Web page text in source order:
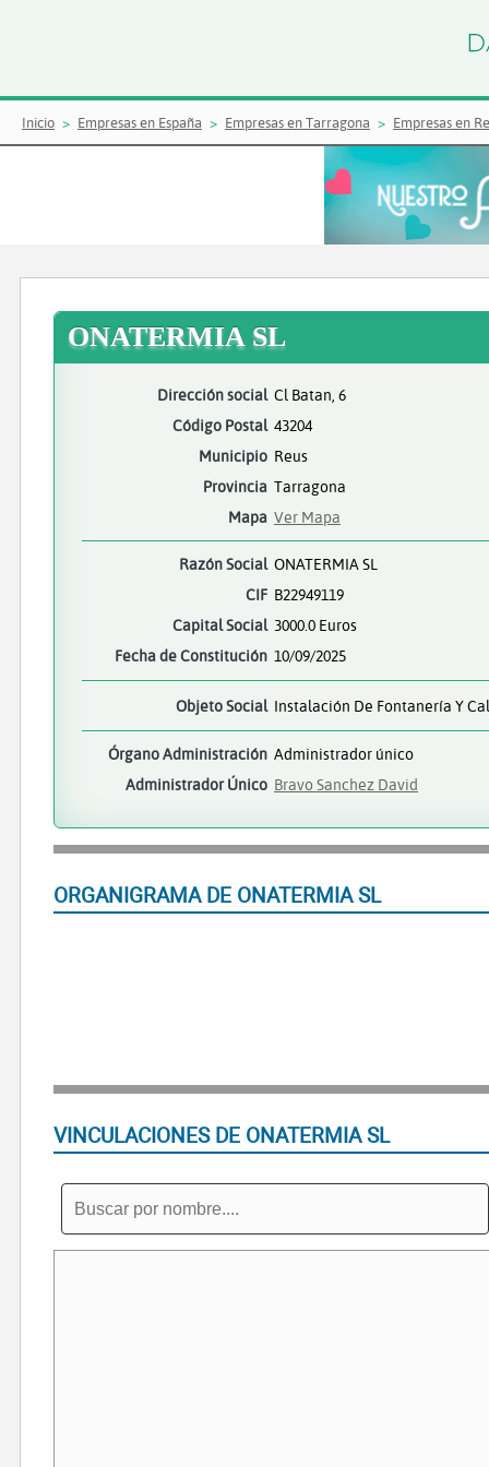
Inicio Empresas en España Empresas en Tarragona Empresas en
ONATERMIA SL
Dirección social Cl Batan, 6
Código Postal 43204
Municipio Reus
Provincia Tarragona
Mapa Ver Mapa
Razón Social ONATERMIA SL
CIF B22949119
Capital Social 3000.0 Euros
Fecha de Constitución 10/09/2025
Objeto Social Instalación De Fontanería Y
Órgano Administración Administrador único
Administrador Único Bravo Sanchez David
ORGANIGRAMA DE ONATERMIA SL
VINCULACIONES DE ONATERMIA SL